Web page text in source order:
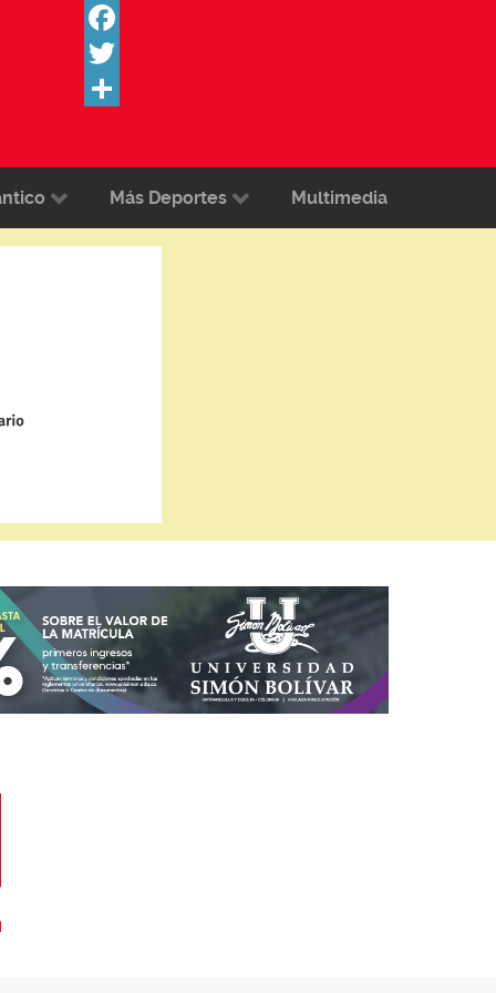
Facebook
Twitter
Más Deportes Multimedia